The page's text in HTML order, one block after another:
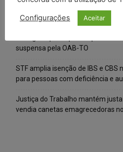
infantil gerado por IA circularem
suspensa pela OAB-TO
STF amplia isenção de IBS e CBS
para pessoas com deficiência e
Justiça do Trabalho mantém
vendia canetas emagrecedoras
Configurações Aceitar